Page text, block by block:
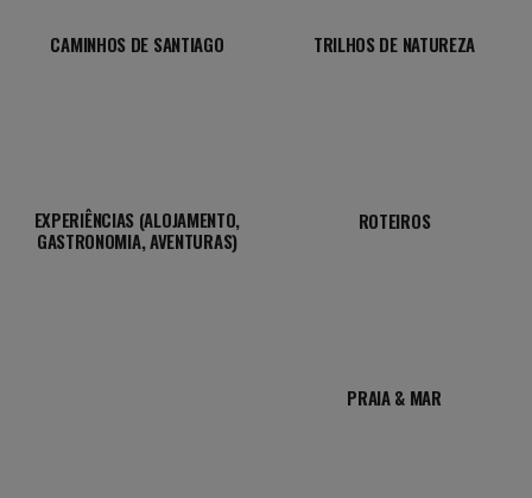
CAMINHOS DE SANTIAGO TRILHOS DE NATUREZA
EXPERIÊNCIAS (ALOJAMENTO,
GASTRONOMIA, AVENTURAS)
ROTEIROS
PRAIA & MAR